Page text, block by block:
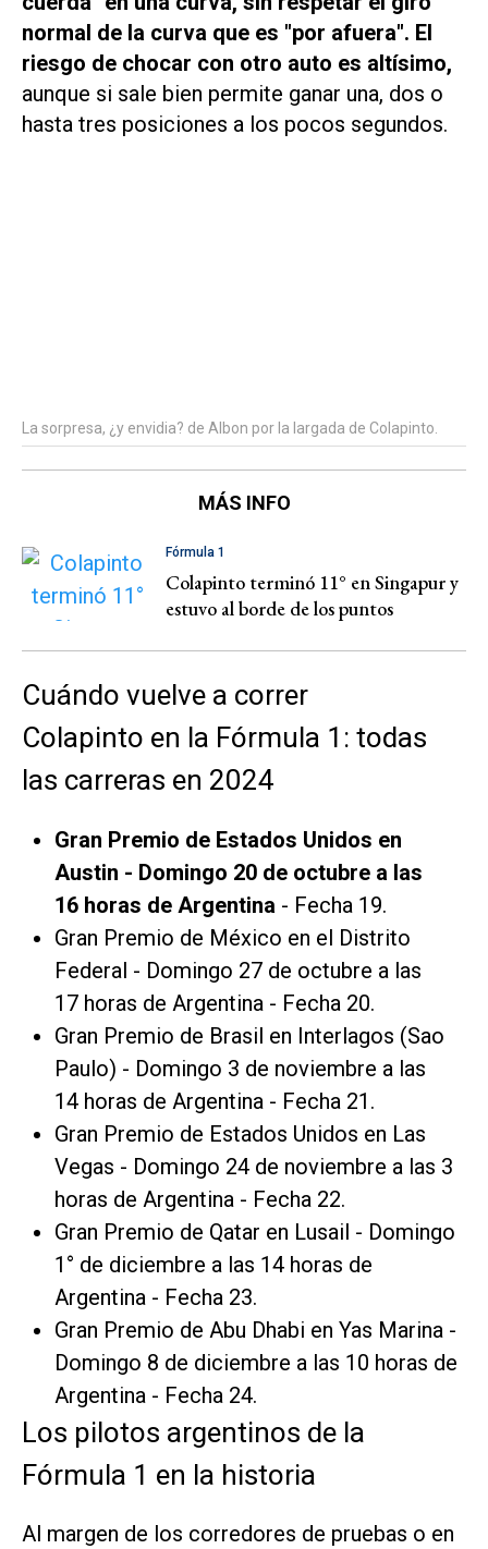
normal de la curva que es "por afuera". El
riesgo de chocar con otro auto es altísimo,
aunque si sale bien permite ganar una, dos o
hasta tres posiciones a los pocos segundos.
La sorpresa, ¿y envidia? de Albon por la largada de Colapinto.
MÁS INFO
Fórmula 1
Colapinto terminó 11° en Singapur y
estuvo al borde de los puntos
Cuándo vuelve a correr
Colapinto en la Fórmula 1: todas
las carreras en 2024
Gran Premio de Estados Unidos en
Austin - Domingo 20 de octubre a las
16 horas de Argentina - Fecha 19.
Gran Premio de México en el Distrito
Federal - Domingo 27 de octubre a las
17 horas de Argentina - Fecha 20.
Gran Premio de Brasil en Interlagos (Sao
Paulo) - Domingo 3 de noviembre a las
14 horas de Argentina - Fecha 21.
Gran Premio de Estados Unidos en Las
Vegas - Domingo 24 de noviembre a las 3
horas de Argentina - Fecha 22.
Gran Premio de Qatar en Lusail - Domingo
1° de diciembre a las 14 horas de
Argentina - Fecha 23.
Gran Premio de Abu Dhabi en Yas Marina -
Domingo 8 de diciembre a las 10 horas de
Argentina - Fecha 24.
Los pilotos argentinos de la
Fórmula 1 en la historia
Al margen de los corredores de pruebas o en